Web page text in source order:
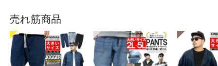
売れ筋商品